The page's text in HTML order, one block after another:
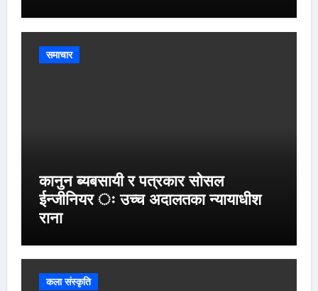
समाचार
कानुन ब्यबसायी र पत्रकार सोसल
ईन्जीनियर ः उच्च अदालतका न्यायाधीश
राना
कला संस्कृति